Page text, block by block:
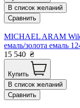
В список желаний
Сравнить
MICHAEL ARAM
емаль/золота емаль
15 540 ₴
Купить
В список желаний
Сравнить